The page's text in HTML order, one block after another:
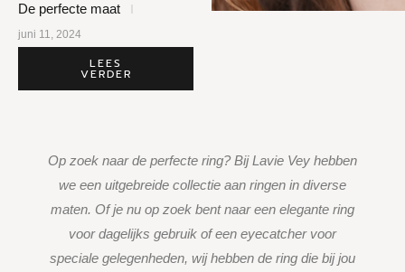
De perfecte maat
juni 11, 2024
LEES
VERDER
Op zoek naar de perfecte ring? Bij Lavie Vey hebben
we een uitgebreide collectie aan ringen in diverse
maten. Of je nu op zoek bent naar een elegante ring
voor dagelijks gebruik of een eyecatcher voor
speciale gelegenheden, wij hebben de ring die bij jou